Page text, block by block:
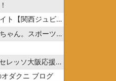
関西ジュビリスト】
ゃん。スポーツ３
ッソ大阪応援日記
ダクニ ブログ